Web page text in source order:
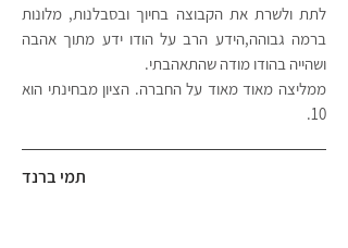
לתת ולשרת את הקבוצה בחיוך ובסבלנות, מלונות
ברמה גבוהה,הידע הרב על הודו ידע מתוך אהבה
ושהייה בהודו מודה שהתאהבתי.
ממליצה מאוד מאוד על החברה. הציון מבחינתי הוא
10.
תמי ברנד